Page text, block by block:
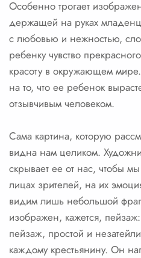
Особенно трогает
держащей на руках
с любовью и нежностью,
ребенку чувство
красоту в окружающем
на то, что ее ребенок
отзывчивым человеком.
Сама картина, которую
видна нам целиком.
скрывает ее от нас, чтобы
лицах зрителей, на их
видим лишь небольшой
изображен, кажется,
пейзаж, простой и
каждому крестьянину. Он